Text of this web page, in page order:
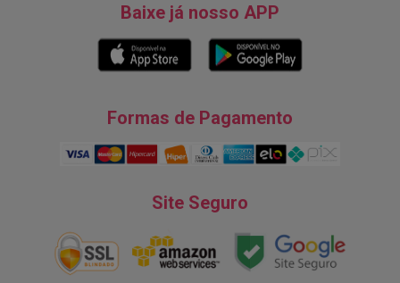
Baixe já nosso APP
Formas de Pagamento
Site Seguro